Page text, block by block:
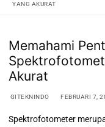
kontenYANG AKURAT
Memahami
Akurat
GITEKNINDO FEBRUARI 7,
Spektrofotometer